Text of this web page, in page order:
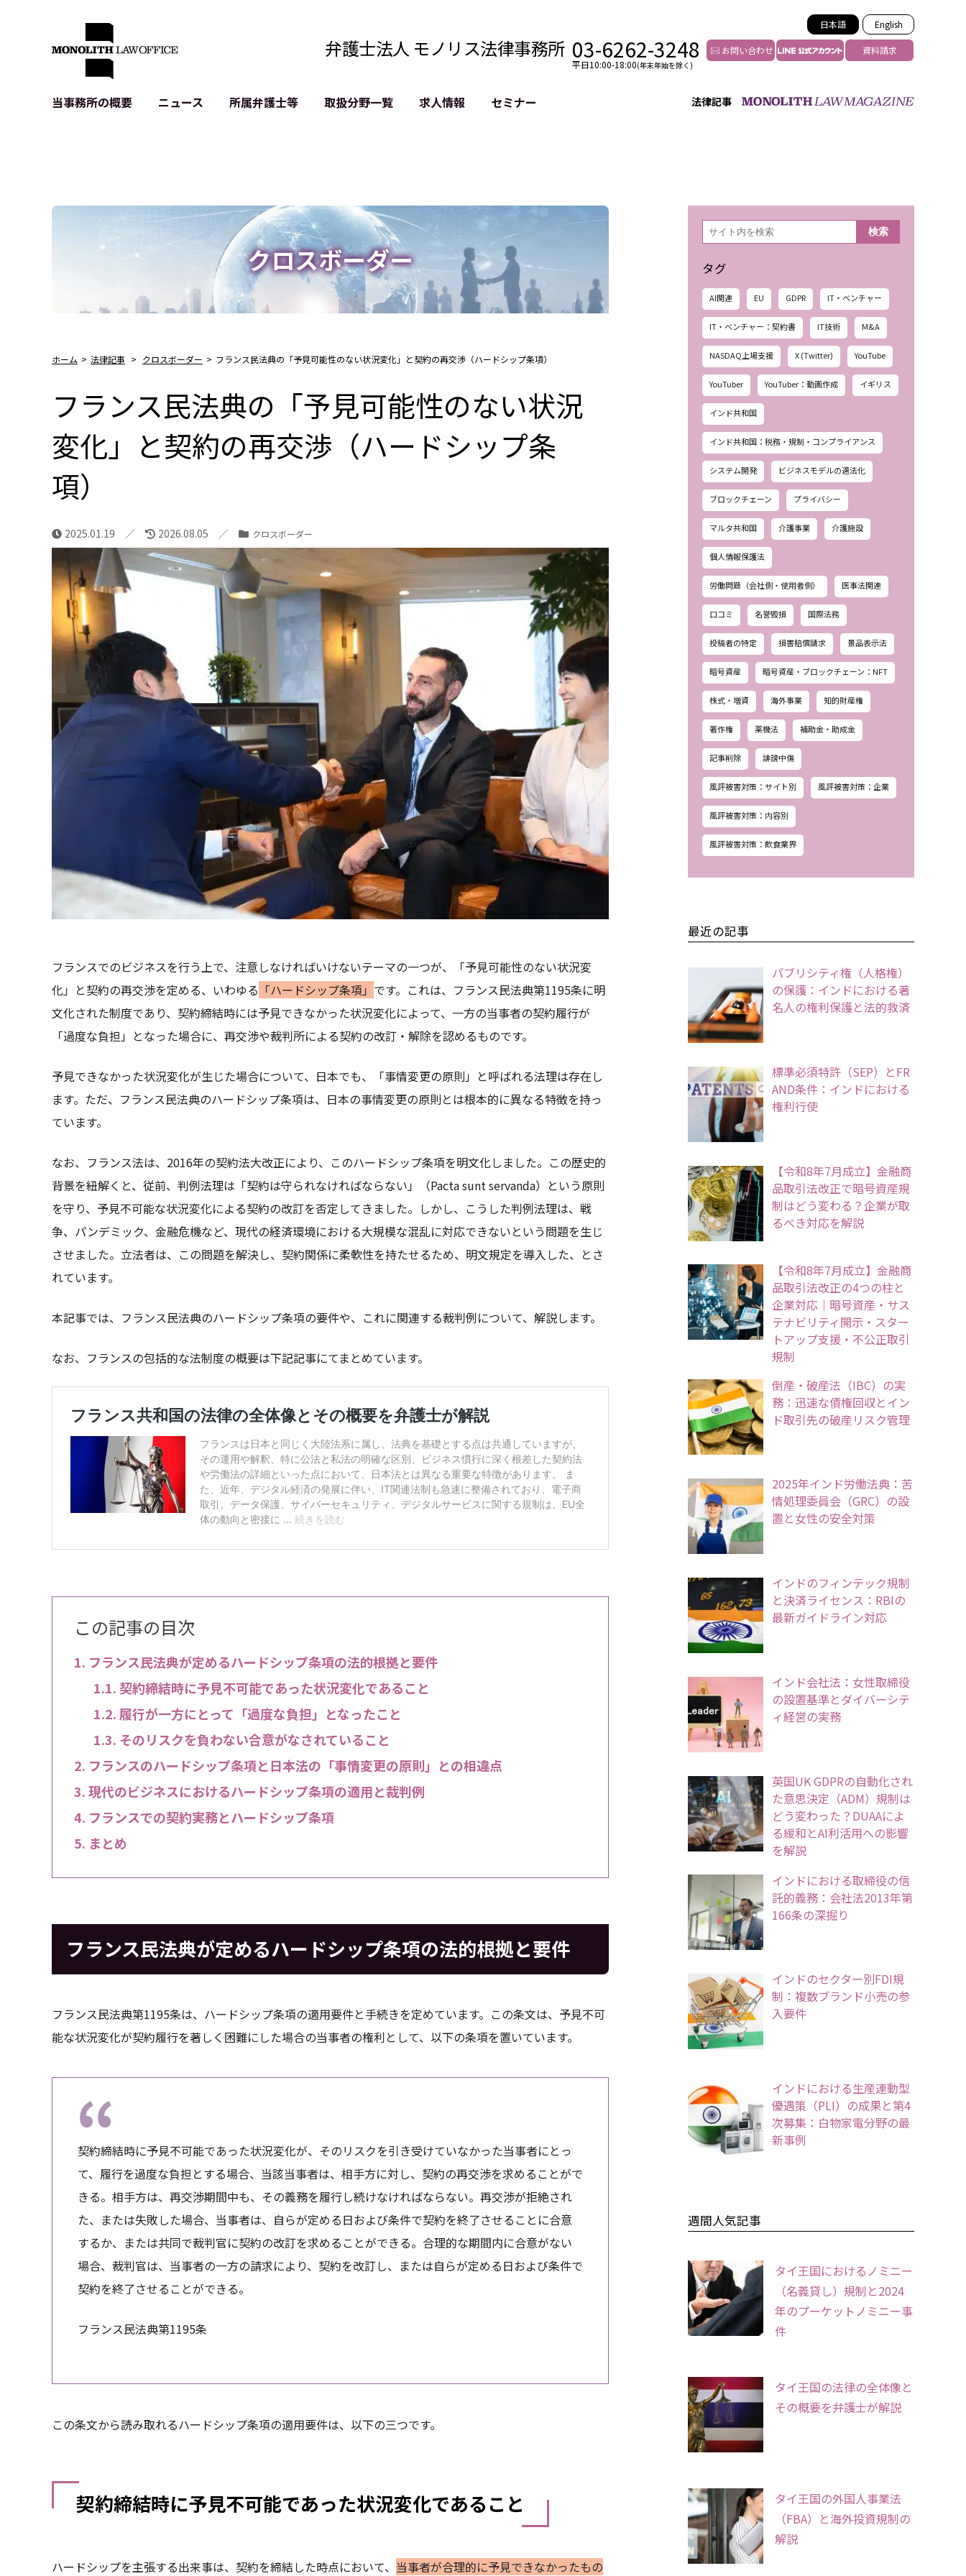
日本語 English
弁護士法人 モノリス法律事務所 03-6262-3248
平日10:00-18:00(年末年始を除く)
お問い合わせ 資料請求
法律記事
当事務所の概要 ニュース 所属弁護士等 取扱分野一覧
IPO（上場）支援
生成AI関連法務
記事・LPの薬機法等チェック
D2C等の不正転売対策
サイバー犯罪の刑事告訴等
GDPR対応支援
誹謗中傷加害者の弁護
リスティング汚染の削除対策
YouTube等SNSのM&A
求人情報 セミナー
クロスボーダー
ホーム > 法律記事 > クロスボーダー > フランス民法典の「予見可能性のない状況変化」と契約の再交渉（ハードシップ条項）
フランス民法典の「予見可能性のない状況
変化」と契約の再交渉（ハードシップ条
項）
2025.01.19 2026.08.05 クロスボーダー
フランスでのビジネスを行う上で、注意しなければいけないテーマの一つが、「予見可能性のない状況変
化」と契約の再交渉を定める、いわゆる 「ハードシップ条項」 です。これは、フランス民法典第1195条に明
文化された制度であり、契約締結時には予見できなかった状況変化によって、一方の当事者の契約履行が
「過度な負担」となった場合に、再交渉や裁判所による契約の改訂・解除を認めるものです。
予見できなかった状況変化が生じた場合について、日本でも、「事情変更の原則」と呼ばれる法理は存在し
ます。ただ、フランス民法典のハードシップ条項は、日本の事情変更の原則とは根本的に異なる特徴を持っ
ています。
なお、フランス法は、2016年の契約法大改正により、このハードシップ条項を明文化しました。この歴史的
背景を紐解くと、従前、判例法理は「契約は守られなければならない」（Pacta sunt servanda）という原則
を守り、予見不可能な状況変化による契約の改訂を否定してきました。しかし、こうした判例法理は、戦
争、パンデミック、金融危機など、現代の経済環境における大規模な混乱に対応できないという問題を生じ
させました。立法者は、この問題を解決し、契約関係に柔軟性を持たせるため、明文規定を導入した、とさ
れています。
本記事では、フランス民法典のハードシップ条項の要件や、これに関連する裁判例について、解説します。
なお、フランスの包括的な法制度の概要は下記記事にてまとめています。
この記事の目次
フランス民法典が定めるハードシップ条項の法的根拠と要件
契約締結時に予見不可能であった状況変化であること
履行が一方にとって「過度な負担」となったこと
そのリスクを負わない合意がなされていること
フランスのハードシップ条項と日本法の「事情変更の原則」との相違点
現代のビジネスにおけるハードシップ条項の適用と裁判例
フランスでの契約実務とハードシップ条項
まとめ
フランス民法典が定めるハードシップ条項の法的根拠と要件
フランス民法典第1195条は、ハードシップ条項の適用要件と手続きを定めています。この条文は、予見不可
能な状況変化が契約履行を著しく困難にした場合の当事者の権利として、以下の条項を置いています。
契約締結時に予見不可能であった状況変化が、そのリスクを引き受けていなかった当事者にとっ
て、履行を過度な負担とする場合、当該当事者は、相手方に対し、契約の再交渉を求めることがで
きる。相手方は、再交渉期間中も、その義務を履行し続けなければならない。再交渉が拒絶され
た、または失敗した場合、当事者は、自らが定める日および条件で契約を終了させることに合意
するか、または共同で裁判官に契約の改訂を求めることができる。合理的な期間内に合意がない
場合、裁判官は、当事者の一方の請求により、契約を改訂し、または自らが定める日および条件で
契約を終了させることができる。
フランス民法典第1195条
この条文から読み取れるハードシップ条項の適用要件は、以下の三つです。
契約締結時に予見不可能であった状況変化であること
ハードシップを主張する出来事は、契約を締結した時点において、 当事者が合理的に予見できなかったもの
検
索 検索
タグ
AI関連 EU GDPR IT・ベンチャー
IT・ベンチャー：契約書 IT技術 M&A
NASDAQ上場支援 X (Twitter) YouTube
YouTuber YouTuber：動画作成 イギリス
インド共和国
インド共和国：税務・規制・コンプライアンス
システム開発 ビジネスモデルの適法化
ブロックチェーン プライバシー
マルタ共和国 介護事業 介護施設
個人情報保護法
労働問題（会社側・使用者側） 医事法関連
口コミ 名誉毀損 国際法務
投稿者の特定 損害賠償請求 景品表示法
暗号資産 暗号資産・ブロックチェーン：NFT
株式・増資 海外事業 知的財産権
著作権 薬機法 補助金・助成金
記事削除 誹謗中傷
風評被害対策：サイト別 風評被害対策：企業
風評被害対策：内容別
風評被害対策：飲食業界
最近の記事
パブリシティ権（人格権）
の保護：インドにおける著
名人の権利保護と法的救済
標準必須特許（SEP）とFR
AND条件：インドにおける
権利行使
【令和8年7月成立】金融商
品取引法改正で暗号資産規
制はどう変わる？企業が取
るべき対応を解説
【令和8年7月成立】金融商
品取引法改正の4つの柱と
企業対応｜暗号資産・サス
テナビリティ開示・スター
トアップ支援・不公正取引
規制
倒産・破産法（IBC）の実
務：迅速な債権回収とイン
ド取引先の破産リスク管理
2025年インド労働法典：苦
情処理委員会（GRC）の設
置と女性の安全対策
インドのフィンテック規制
と決済ライセンス：RBIの
最新ガイドライン対応
インド会社法：女性取締役
の設置基準とダイバーシテ
ィ経営の実務
英国UK GDPRの自動化され
た意思決定（ADM）規制は
どう変わった？DUAAによ
る緩和とAI利活用への影響
を解説
インドにおける取締役の信
託的義務：会社法2013年第
166条の深掘り
インドのセクター別FDI規
制：複数ブランド小売の参
入要件
インドにおける生産連動型
優遇策（PLI）の成果と第4
次募集：白物家電分野の最
新事例
週間人気記事
タイ王国におけるノミニー
（名義貸し）規制と2024
年のプーケットノミニー事
件
タイ王国の法律の全体像と
その概要を弁護士が解説
タイ王国の外国人事業法
（FBA）と海外投資規制の
解説